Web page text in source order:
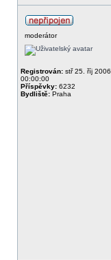
moderátor
Registrován: stř 25. říj 2006
00:00:00
Příspěvky: 6232
Bydliště: Praha